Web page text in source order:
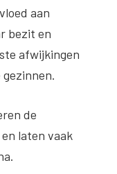
aan
bezit en
afwijkingen
de
laten vaak